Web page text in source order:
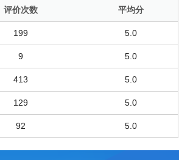
评价次数 平均分
199 5.0
9 5.0
413 5.0
129 5.0
92 5.0